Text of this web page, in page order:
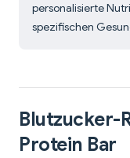
personalisierte
spezifischen
Blutzucker-
Protein Bar